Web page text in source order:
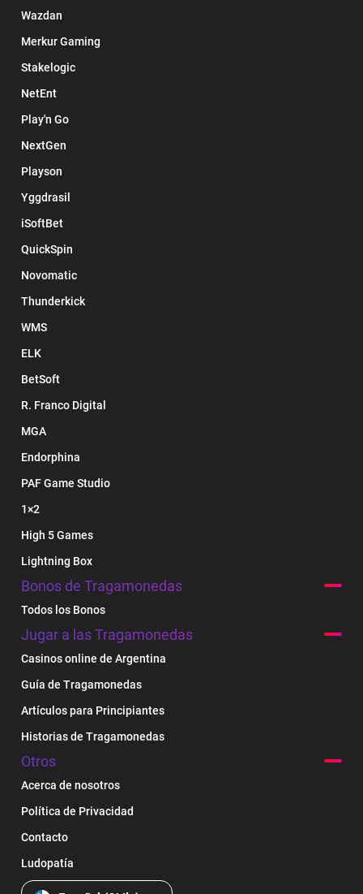
Wazdan
Merkur Gaming
Stakelogic
NetEnt
Play'n Go
NextGen
Playson
Yggdrasil
iSoftBet
QuickSpin
Novomatic
Thunderkick
WMS
ELK
BetSoft
R. Franco Digital
MGA
Endorphina
PAF Game Studio
1×2
High 5 Games
Lightning Box
Bonos de Tragamonedas
Todos los Bonos
Jugar a las Tragamonedas
Casinos online de Argentina
Guía de Tragamonedas
Artículos para Principiantes
Historias de Tragamonedas
Otros
Acerca de nosotros
Política de Privacidad
Contacto
Ludopatía